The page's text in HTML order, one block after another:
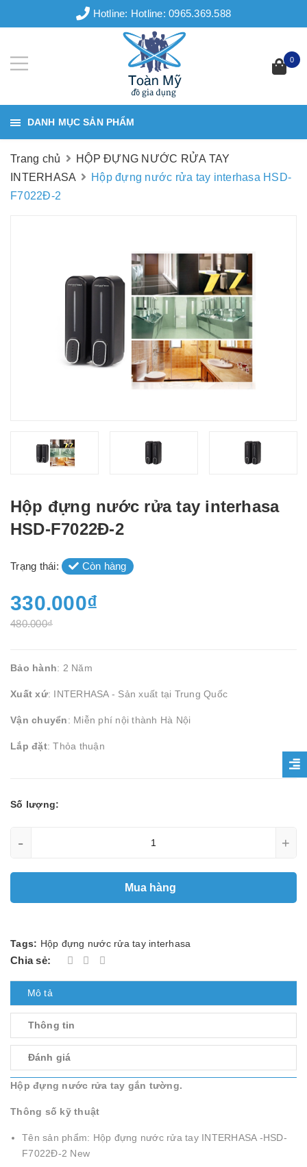
Hotline: Hotline: 0965.369.588
0
DANH MỤC SẢN PHẨM
Trang chủ
HỘP ĐỰNG NƯỚC RỬA TAY
INTERHASA
Hộp đựng nước rửa tay interhasa HSD-
F7022Đ-2
Hộp đựng nước rửa tay interhasa
HSD-F7022Đ-2
Trạng thái: Còn hàng
330.000₫
480.000₫
Bảo hành: 2 Năm
Xuất xứ: INTERHASA - Sản xuất tại Trung Quốc
Vận chuyển: Miễn phí nội thành Hà Nội
Lắp đặt: Thỏa thuận
Số lượng:
- +
Mua hàng
Tags: Hộp đựng nước rửa tay interhasa
Chia sẻ:
Mô tả
Thông tin
Đánh giá
Hộp đựng nước rửa tay gắn tường.
Thông số kỹ thuật
Tên sản phẩm: Hộp đựng nước rửa tay INTERHASA -HSD-
F7022Đ-2 New